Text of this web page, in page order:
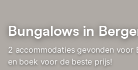
Bungalows in
2 accommodaties gevonden voor
en boek voor de beste prijs!